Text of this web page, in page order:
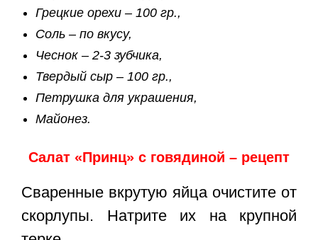
Грецкие орехи – 100 гр.,
Соль – по вкусу,
Чеснок – 2-3 зубчика,
Твердый сыр – 100 гр.,
Петрушка для украшения,
Майонез.
Салат «Принц» с говядиной – рецепт
Сваренные вкрутую яйца очистите от
скорлупы. Натрите их на крупной